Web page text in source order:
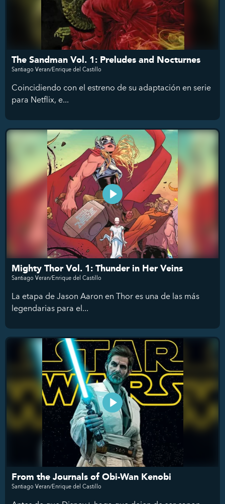
The Sandman Vol. 1: Preludes and Nocturnes
Santiago Veran/Enrique del Castillo
Coincidiendo con el estreno de su adaptación en serie
para Netflix, e...
Mighty Thor Vol. 1: Thunder in Her Veins
Santiago Veran/Enrique del Castillo
La etapa de Jason Aaron en Thor es una de las más
legendarias para el...
From the Journals of Obi-Wan Kenobi
Santiago Veran/Enrique del Castillo